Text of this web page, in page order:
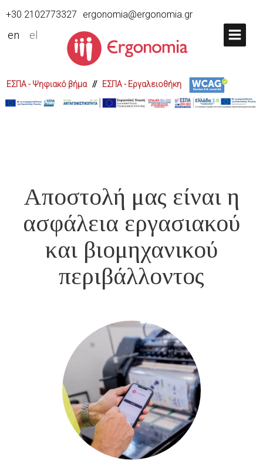
+30 2102773327 ergonomia@ergonomia.gr
en el
ΕΣΠΑ - Ψηφιακό βήμα// ΕΣΠΑ - Εργαλειοθήκη
Αποστολή μας είναι η
ασφάλεια εργασιακού
και βιομηχανικού
περιβάλλοντος